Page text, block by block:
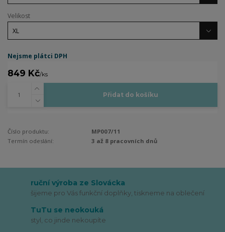
Velikost
Nejsme plátci DPH
849 Kč/ks
Přidat do košíku
Číslo produktu:
MP007/11
Termín odeslání:
3 až 8 pracovních dnů
ruční výroba ze Slovácka
šijeme pro Vás funkční doplňky, tiskneme na oblečení
TuTu se neokouká
styl, co jinde nekoupíte